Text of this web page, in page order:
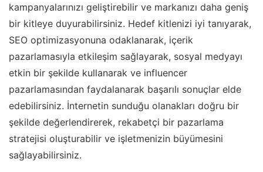
kampanyalarınızı geliştirebilir ve markanızı daha geniş
bir kitleye duyurabilirsiniz. Hedef kitlenizi iyi tanıyarak,
SEO optimizasyonuna odaklanarak, içerik
pazarlamasıyla etkileşim sağlayarak, sosyal medyayı
etkin bir şekilde kullanarak ve influencer
pazarlamasından faydalanarak başarılı sonuçlar elde
edebilirsiniz. İnternetin sunduğu olanakları doğru bir
şekilde değerlendirerek, rekabetçi bir pazarlama
stratejisi oluşturabilir ve işletmenizin büyümesini
sağlayabilirsiniz.